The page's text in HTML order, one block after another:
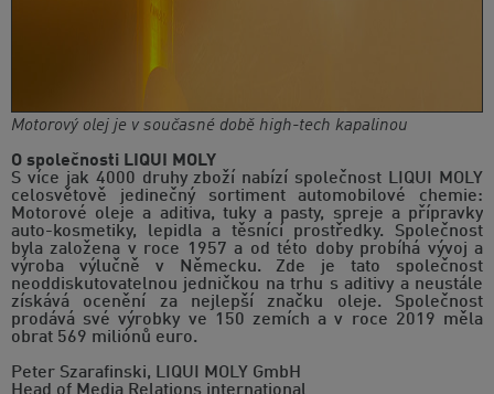
Motorový olej je v současné době high-tech kapalinou
O společnosti LIQUI MOLY
S více jak 4000 druhy zboží nabízí společnost LIQUI MOLY
celosvětově jedinečný sortiment automobilové chemie:
Motorové oleje a aditiva, tuky a pasty, spreje a přípravky
auto-kosmetiky, lepidla a těsnící prostředky. Společnost
byla založena v roce 1957 a od této doby probíhá vývoj a
výroba výlučně v Německu. Zde je tato společnost
neoddiskutovatelnou jedničkou na trhu s aditivy a neustále
získává ocenění za nejlepší značku oleje. Společnost
prodává své výrobky ve 150 zemích a v roce 2019 měla
obrat 569 miliónů euro.
Peter Szarafinski, LIQUI MOLY GmbH